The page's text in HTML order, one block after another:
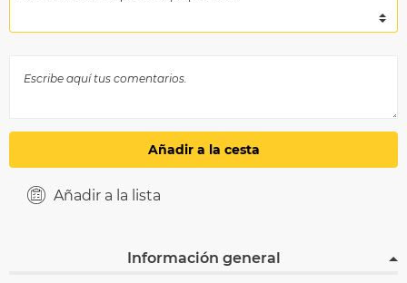
Añadir a la cesta
Añadir a la lista
Información general